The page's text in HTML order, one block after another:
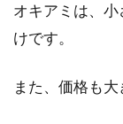
オキアミは、
けです。
また、価格も大